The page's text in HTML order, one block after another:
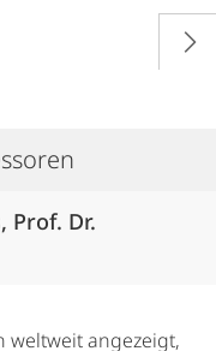
Prof. Dr.
weltweit angezeigt,